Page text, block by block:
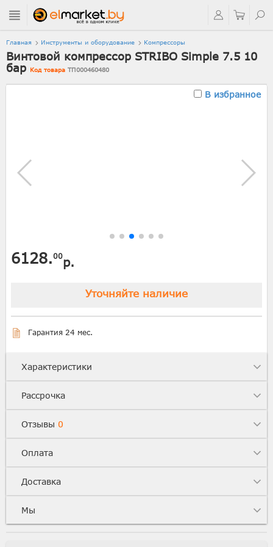
Главная Инструменты и оборудование Компрессоры
Винтовой компрессор STRIBO Simple 7.5 10
бар Код товара ТП000460480
В избранное
6128.00р.
Уточняйте наличие
Гарантия 24 мес.
Характеристики
Рассрочка
Отзывы 0
Оплата
Доставка
Мы